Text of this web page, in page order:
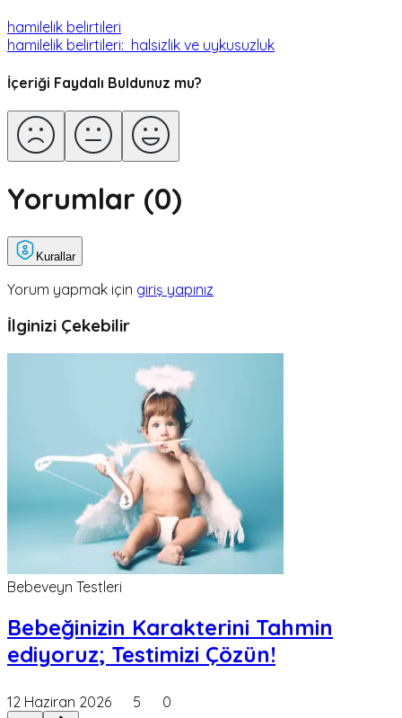
hamilelik belirtileri
hamilelik belirtileri: halsizlik ve uykusuzluk
İçeriği Faydalı Buldunuz mu?
Yorumlar (0)
Kurallar
Yorum yapmak için giriş yapınız
İlginizi Çekebilir
Bebeveyn Testleri
Bebeğinizin Karakterini Tahmin
ediyoruz; Testimizi Çözün!
12 Haziran 2026 5 0